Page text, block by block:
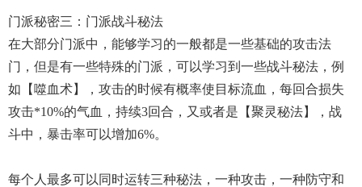
门派秘密三：门派战斗秘法
在大部分门派中，能够学习的一般都是一些基础的攻击法
门，但是有一些特殊的门派，可以学习到一些战斗秘法，例
如【噬血术】，攻击的时候有概率使目标流血，每回合损失
攻击*10%的气血，持续3回合，又或者是【聚灵秘法】，战
斗中，暴击率可以增加6%。
每个人最多可以同时运转三种秘法，一种攻击，一种防守和